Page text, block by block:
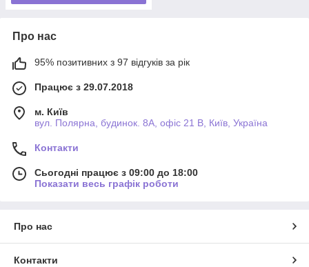
Про нас
95% позитивних з 97 відгуків за рік
Працює з 29.07.2018
м. Київ
вул. Полярна, будинок. 8А, офіс 21 В, Київ, Україна
Контакти
Сьогодні працює з 09:00 до 18:00
Показати весь графік роботи
Про нас
Контакти